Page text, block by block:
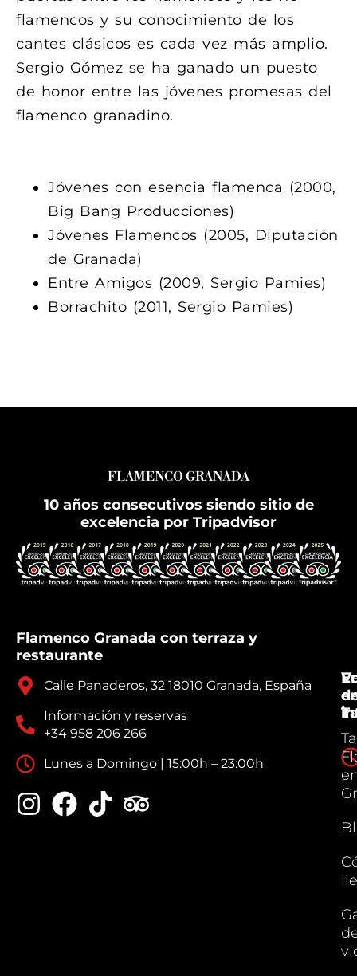
flamencos y su conocimiento de los
cantes clásicos es cada vez más amplio.
Sergio Gómez se ha ganado un puesto
de honor entre las jóvenes promesas del
flamenco granadino.
Jóvenes con esencia flamenca (2000,
Big Bang Producciones)
Jóvenes Flamencos (2005, Diputación
de Granada)
Entre Amigos (2009, Sergio Pamies)
Borrachito (2011, Sergio Pamies)
FLAMENCO GRANADA
10 años consecutivos siendo sitio de
excelencia por Tripadvisor
Flamenco Granada con terraza y
restaurante
Calle Panaderos, 32 18010 Granada, España
Información y reservas
+34 958 206 266
Lunes a Domingo | 15:00h – 23:00h